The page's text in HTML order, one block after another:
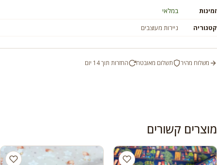
זמינות
במלאי
קטגוריה
ניירות מעוצבים
משלוח מהיר תשלום מאובטח החזרות תוך 14 יום
מוצרים קשורים